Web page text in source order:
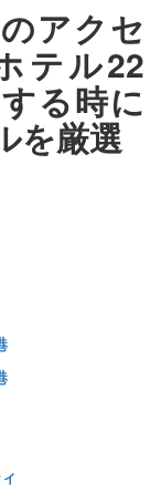
アクセ
テル22
る時に
を厳選